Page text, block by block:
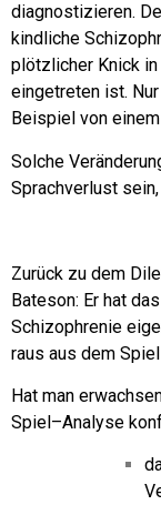
diagnostizieren.
kindliche
plötzlicher Knick
eingetreten ist.
Beispiel von
Solche
Sprachverlust
Zurück zu dem
Bateson: Er hat
Schizophrenie
raus aus dem
Hat man
Spiel–Analyse